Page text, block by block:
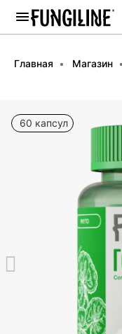
Главная Магазин
60 капсул